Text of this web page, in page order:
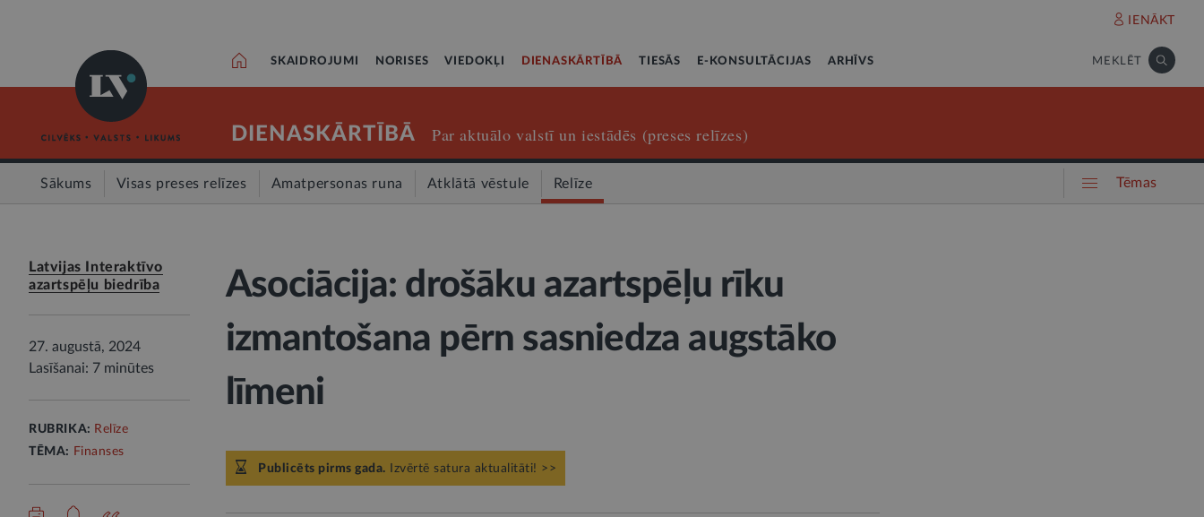
IENĀKT
SKAIDROJUMI NORISES VIEDOKĻI DIENASKĀRTĪBĀ TIESĀS E-KONSULTĀCIJAS ARHĪVS MEKLĒT
DIENASKĀRTĪBĀ Par aktuālo valstī un iestādēs (preses relīzes)
Sākums Visas preses relīzes Amatpersonas runa Atklātā vēstule Relīze Tēmas
Latvijas Interaktīvo
azartspēļu biedrība
27. augustā, 2024
Lasīšanai: 7 minūtes
RUBRIKA: Relīze
TĒMA: Finanses
Asociācija: drošāku azartspēļu rīku
izmantošana pērn sasniedza augstāko
līmeni
Publicēts pirms gada. Izvērtē satura aktualitāti! >>